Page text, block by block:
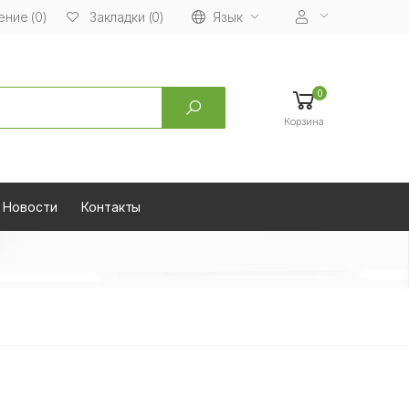
(0) Закладки (0) Язык
0
Корзина
Новости Контакты